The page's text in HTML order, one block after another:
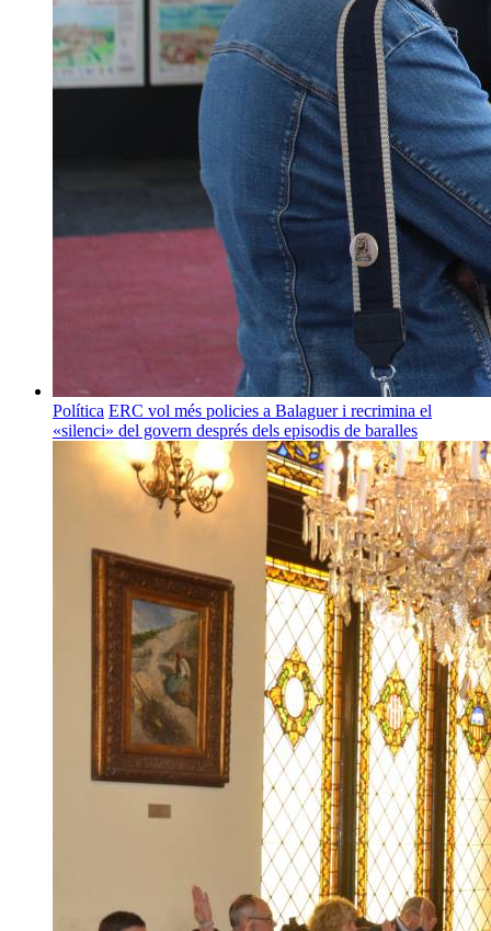
Política ERC vol més policies a Balaguer i recrimina el
«silenci» del govern després dels episodis de baralles